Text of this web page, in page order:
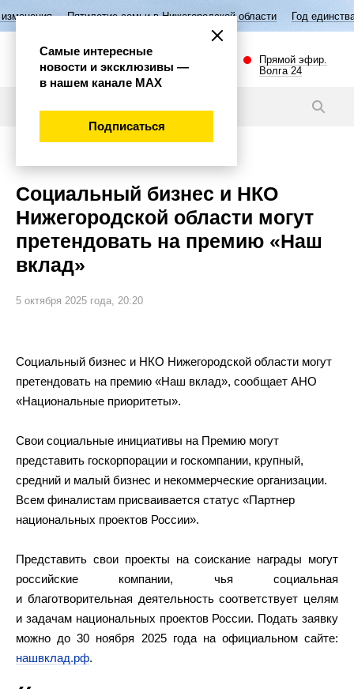
Пятилетие семьи в Нижегородской области Год единства народов
Прямой эфир.
Волга 24
Социальный бизнес и НКО
Нижегородской области могут
претендовать на премию «Наш
вклад»
5 октября 2025 года, 20:20
Социальный бизнес и НКО Нижегородской области могут
претендовать на премию «Наш вклад», сообщает АНО
«Национальные приоритеты».
Свои социальные инициативы на Премию могут
представить госкорпорации и госкомпании, крупный,
средний и малый бизнес и некоммерческие организации.
Всем финалистам присваивается статус «Партнер
национальных проектов России».
Представить свои проекты на соискание награды могут
российские компании, чья социальная
и благотворительная деятельность соответствует целям
и задачам национальных проектов России. Подать заявку
можно до 30 ноября 2025 года на официальном сайте:
нашвклад.рф.
Самые интересные
новости и эксклюзивы —
в нашем канале МАХ
Подписаться